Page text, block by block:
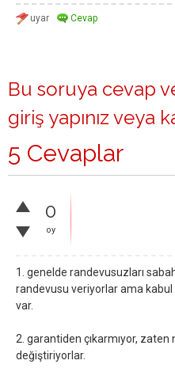
Bu soruya cevap
giriş yapınız veya
5 Cevaplar
0
oy
1. genelde randevusuzları
randevusu veriyorlar ama
var.
2. garantiden çıkarmıyor,
değiştiriyorlar.